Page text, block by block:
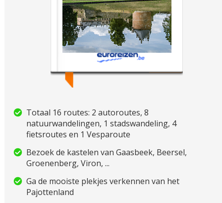
Totaal 16 routes: 2 autoroutes, 8
natuurwandelingen, 1 stadswandeling, 4
fietsroutes en 1 Vesparoute
Bezoek de kastelen van Gaasbeek, Beersel,
Groenenberg, Viron, ...
Ga de mooiste plekjes verkennen van het
Pajottenland